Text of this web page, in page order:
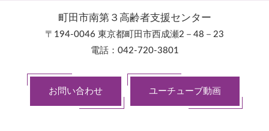
町田市南第３高齢者支援センター
〒194-0046 東京都町田市西成瀬2－48－23
電話：042-720-3801
お問い合わせ ユーチューブ動画